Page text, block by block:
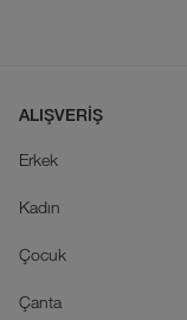
ALIŞVERİŞ
Erkek
Kadın
Çocuk
Çanta